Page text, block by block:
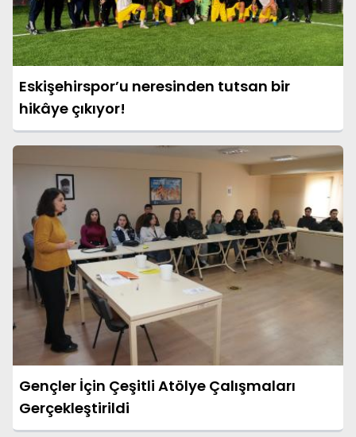
Eskişehirspor’u neresinden tutsan bir
hikâye çıkıyor!
Gençler İçin Çeşitli Atölye Çalışmaları
Gerçekleştirildi